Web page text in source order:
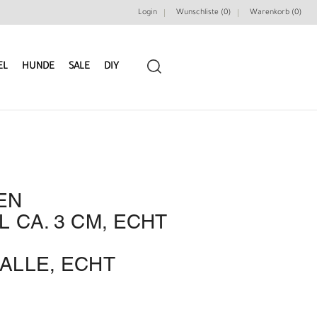
Login Wunschliste (0) Warenkorb (0)
HUNDE SALE DIY
LEDERRIEMEN
GÜRTELBAUSÄTZE
L
3 CM, ECHT L
ECHT V